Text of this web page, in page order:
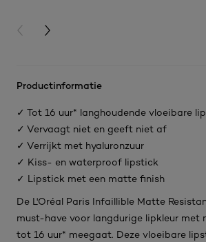
PREVIOUS CARD
NEXT CARD
Productinformatie
✓ Tot 16 uur* langhoudende vloeibare
✓ Vervaagt niet en geeft niet af
✓ Verrijkt met hyaluronzuur
✓ Kiss- en waterproof lipstick
✓ Lipstick met een matte finish
De L'Oréal Paris Infaillible Matte
must-have voor langdurige lipkleur met
tot 16 uur* meegaat. Deze vloeibare